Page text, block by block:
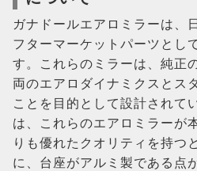
ガナドールエアロミラーは、
フターマーケットパーツとし
す。これらのミラーは、純正
両のエアロダイナミクスとス
ことを目的として設計されて
は、これらのエアロミラーが
りも優れたクオリティを持つ
に、台座がアルミ製である点